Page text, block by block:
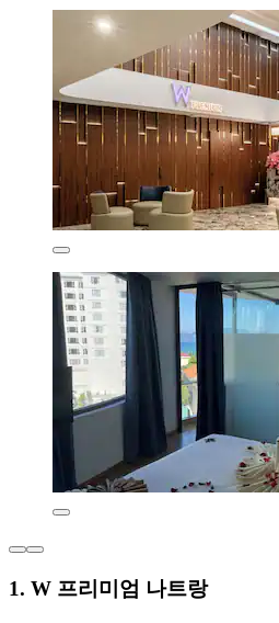
1. W 프리미엄 나트랑